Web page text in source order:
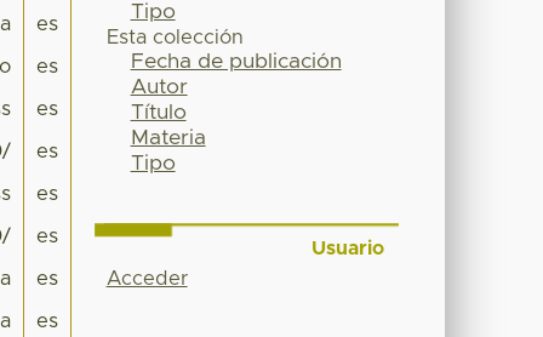
es
es
es
es
es
es
es
es
Tipo
Esta colección
Fecha de publicación
Autor
Título
Materia
Tipo
Usuario
Acceder